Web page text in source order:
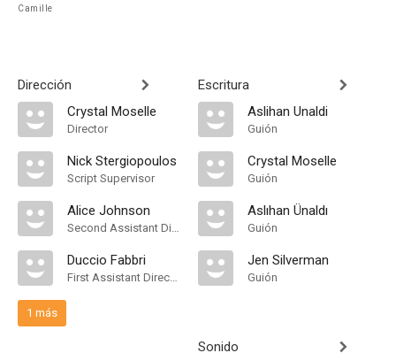
Camille
Dirección
Crystal Moselle
Director
Nick Stergiopoulos
Script Supervisor
Alice Johnson
Second Assistant Director
Duccio Fabbri
First Assistant Director
1 más
Escritura
Aslihan Unaldi
Guión
Crystal Moselle
Guión
Aslıhan Ünaldı
Guión
Jen Silverman
Guión
Sonido